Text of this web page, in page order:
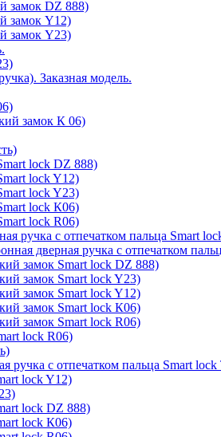
замок DZ 888)
замок Y12)
замок Y23)
Заказная модель.
замок К 06)
lock DZ 888)
lock Y12)
lock Y23)
lock К06)
lock R06)
ручка с отпечатком пальца Smart
дверная ручка с отпечатком
замок Smart lock DZ 888)
замок Smart lock Y23)
замок Smart lock Y12)
замок Smart lock К06)
замок Smart lock R06)
lock R06)
ручка с отпечатком пальца Smart
lock Y12)
lock DZ 888)
lock К06)